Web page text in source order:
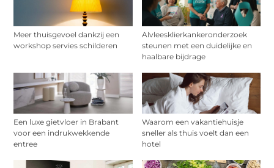
Meer thuisgevoel dankzij een
workshop servies schilderen
Alvleesklierkankeronderzoek
steunen met een duidelijke en
haalbare bijdrage
Een luxe gietvloer in Brabant
voor een indrukwekkende
entree
Waarom een vakantiehuisje
sneller als thuis voelt dan een
hotel